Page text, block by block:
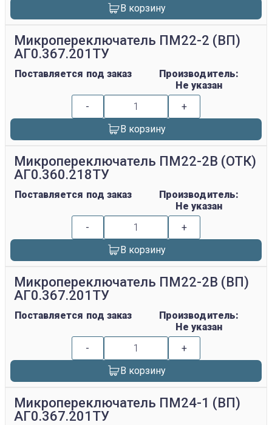
В корзину
Микропереключатель ПМ22-2 (ВП)
АГ0.367.201ТУ
Поставляется под заказ
Производитель:
Не указан
-
+
В корзину
Микропереключатель ПМ22-2В (ОТК)
АГ0.360.218ТУ
Поставляется под заказ
Производитель:
Не указан
-
+
В корзину
Микропереключатель ПМ22-2В (ВП)
АГ0.367.201ТУ
Поставляется под заказ
Производитель:
Не указан
-
+
В корзину
Микропереключатель ПМ24-1 (ВП)
АГ0.367.201ТУ